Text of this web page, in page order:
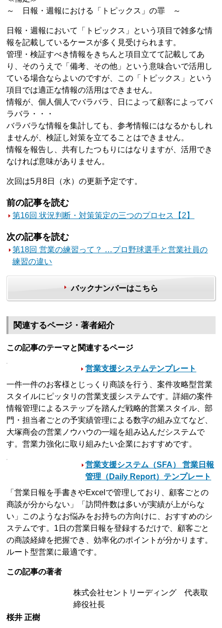
～ 日報・週報における「トピックス」の罪 ～
日報・週報において「トピックス」という項目で雑多な情
報を記載しているケースが多く見受けられます。
管理・検証すべき情報をきちんと項目立てて記載してあ
り、そのうえで「備考、その他」という意味合いで活用し
ている場合ならよいのですが、この「トピックス」という
項目では適正な情報の活用はできません。
情報が、個人個人でバラバラ、日によって顧客によってバ
ラバラ・・・
バラバラな情報を集計しても、参考情報にはなるかもしれ
ませんが、検証し対策を立てることはできません。
情報を報告し、共有したつもりにはなりますが、活用でき
なければ意味がありません。
次回は5月8日（水）の更新予定です。
前の記事を読む
第16回 状況判断・対策策定の三つのプロセス【2】
次の記事を読む
第18回 営業の練習って？ …プロ野球選手と営業社員の
練習の違い
バックナンバーはこちら
関連するページ・著者紹介
この記事のテーマと関連するページ
営業支援システムテンプレート
一件一件のお客様とじっくり商談を行う、案件攻略型営業
スタイルにピッタリの営業支援システムです。詳細の案件
情報管理によるステップを踏んだ戦略的営業スタイル、部
門・担当者ごとの予実績管理による数字の組み立てなど、
大塚商会の営業ノウハウの一端を組み込んだシステムで
す。営業力強化に取り組みたい企業におすすめです。
営業支援システム（SFA） 営業日報
管理（Daily Report）テンプレート
「営業日報を手書きやExcelで管理しており、顧客ごとの
商談が分からない」「訪問件数は多いが実績が上がらな
い」このようなお悩みをお持ちの方向けに、おすすめのシ
ステムです。1日の営業日報を登録するだけで、顧客ごと
の商談経緯を把握でき、効率化のポイントが分かります。
ルート型営業に最適です。
この記事の著者
株式会社セントリーディング 代表取
締役社長
桜井 正樹